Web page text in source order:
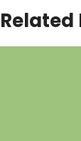
Related